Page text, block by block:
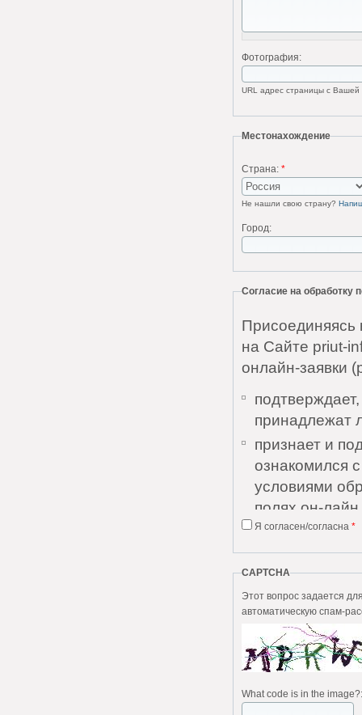
Фотография:
URL адрес страницы с
Местонахождение
Страна: *
Не нашли свою страну?
Город:
Согласие на обработку
на Сайте priut-
онлайн-заявки
принадлежат
признает и
ознакомился
условиями
полях он-лайн
признает и
Соглашения и
понятны;
дает
выражает
без каких-
Пользователь
Я согласен/согласна *
CAPTCHA
Этот вопрос задается для того, чтобы
автоматическую спам-
What code is in the